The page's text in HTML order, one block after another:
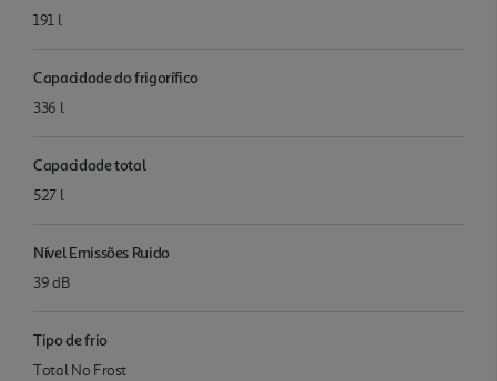
191 l
Capacidade do frigorífico
336 l
Capacidade total
527 l
Nível Emissões Ruido
39 dB
Tipo de frio
Total No Frost